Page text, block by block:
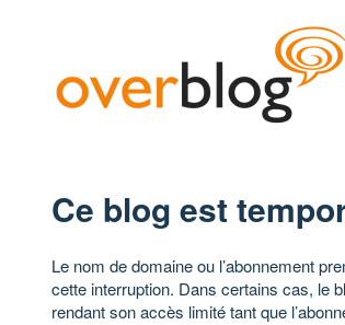
Ce blog est
Le nom de domaine ou l’abonnement
cette interruption. Dans certains cas, le
rendant son accès limité tant que